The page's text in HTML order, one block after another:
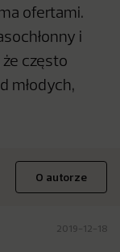
ofertami.
i
często
młodych,
O autorze
2019-12-18